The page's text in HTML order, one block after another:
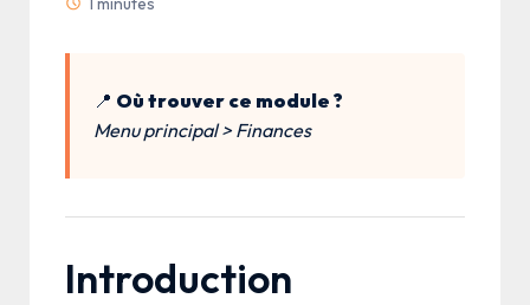
📍 Où trouver ce module ?
Menu principal > Finances
Introduction